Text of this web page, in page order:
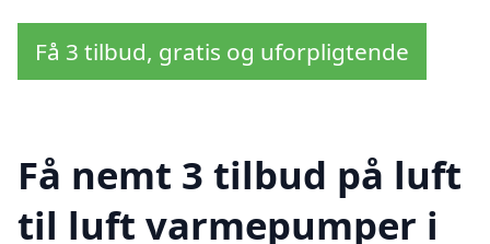
Få 3 tilbud, gratis og uforpligtende
Få nemt 3 tilbud på luft
til luft varmepumper i